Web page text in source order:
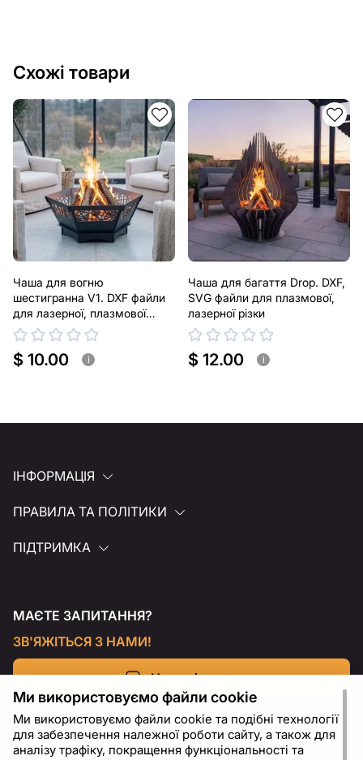
Схожі товари
Чаша для вогню
шестигранна V1. DXF файли
для лазерної, плазмової
різки
$ 10.00 i
Чаша для багаття Drop. DXF,
SVG файли для плазмової,
лазерної різки
$ 12.00 i
ІНФОРМАЦІЯ
ПРАВИЛА ТА ПОЛІТИКИ
ПІДТРИМКА
МАЄТЕ ЗАПИТАННЯ?
ЗВ'ЯЖІТЬСЯ З НАМИ!
Напишіть нам
Ми використовуємо файли cookie
Ми використовуємо файли cookie та подібні технології
для забезпечення належної роботи сайту, а також для
аналізу трафіку, покращення функціональності та